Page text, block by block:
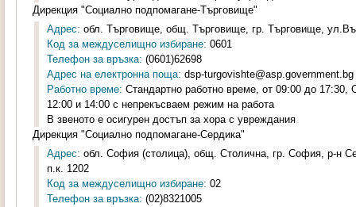
Дирекция "Социално подпомагане-Търговище"
Адрес: обл. Търговище, общ. Търговище, гр. Търговище,
Код за междуселищно избиране: 0601
Телефон за връзка: (0601)62698
Адрес на електронна поща: dsp-turgovishte@asp.government.bg
Работно време: Стандартно работно време, от 09:00 до
12:00 и 14:00 с непрекъсваем режим на работа
В звеното е осигурен достъп за хора с увреждания
Дирекция "Социално подпомагане-Сердика"
Адрес: обл. София (столица), общ. Столична, гр. София, р-н
п.к. 1202
Код за междуселищно избиране: 02
Телефон за връзка: (02)8321005